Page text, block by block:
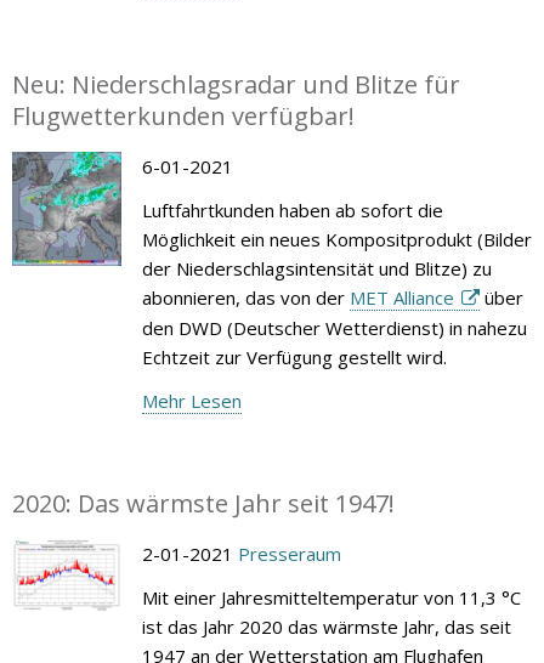
Neu: Niederschlagsradar und Blitze für
Flugwetterkunden verfügbar!
6-01-2021
Luftfahrtkunden haben ab sofort die
Möglichkeit ein neues Kompositprodukt (Bilder
der Niederschlagsintensität und Blitze) zu
abonnieren, das von der MET Alliance
über
den DWD (Deutscher Wetterdienst) in nahezu
Echtzeit zur Verfügung gestellt wird.
Mehr Lesen
2020: Das wärmste Jahr seit 1947!
2-01-2021 Presseraum
Mit einer Jahresmitteltemperatur von 11,3 °C
ist das Jahr 2020 das wärmste Jahr, das seit
1947 an der Wetterstation am Flughafen